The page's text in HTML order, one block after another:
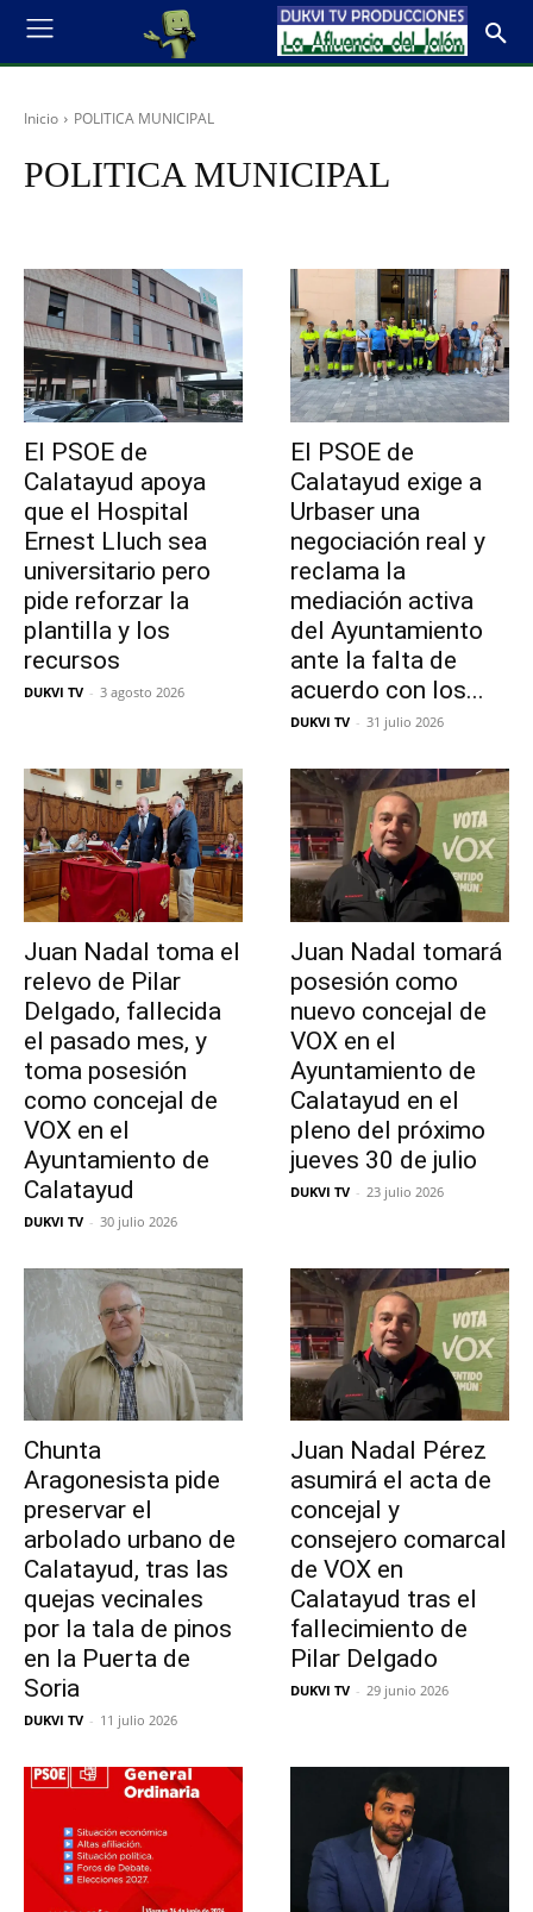
Inicio POLITICA MUNICIPAL
POLITICA MUNICIPAL
El PSOE de
Calatayud apoya
que el Hospital
Ernest Lluch sea
universitario pero
pide reforzar la
plantilla y los
recursos
DUKVI TV - 3 agosto 2026
El PSOE de
Calatayud exige a
Urbaser una
negociación real y
reclama la
mediación activa
del Ayuntamiento
ante la falta de
acuerdo con los...
DUKVI TV - 31 julio 2026
Juan Nadal toma el
relevo de Pilar
Delgado, fallecida
el pasado mes, y
toma posesión
como concejal de
VOX en el
Ayuntamiento de
Calatayud
DUKVI TV - 30 julio 2026
Juan Nadal tomará
posesión como
nuevo concejal de
VOX en el
Ayuntamiento de
Calatayud en el
pleno del próximo
jueves 30 de julio
DUKVI TV - 23 julio 2026
Chunta
Aragonesista pide
preservar el
arbolado urbano de
Calatayud, tras las
quejas vecinales
por la tala de pinos
en la Puerta de
Soria
DUKVI TV - 11 julio 2026
Juan Nadal Pérez
asumirá el acta de
concejal y
consejero comarcal
de VOX en
Calatayud tras el
fallecimiento de
Pilar Delgado
DUKVI TV - 29 junio 2026